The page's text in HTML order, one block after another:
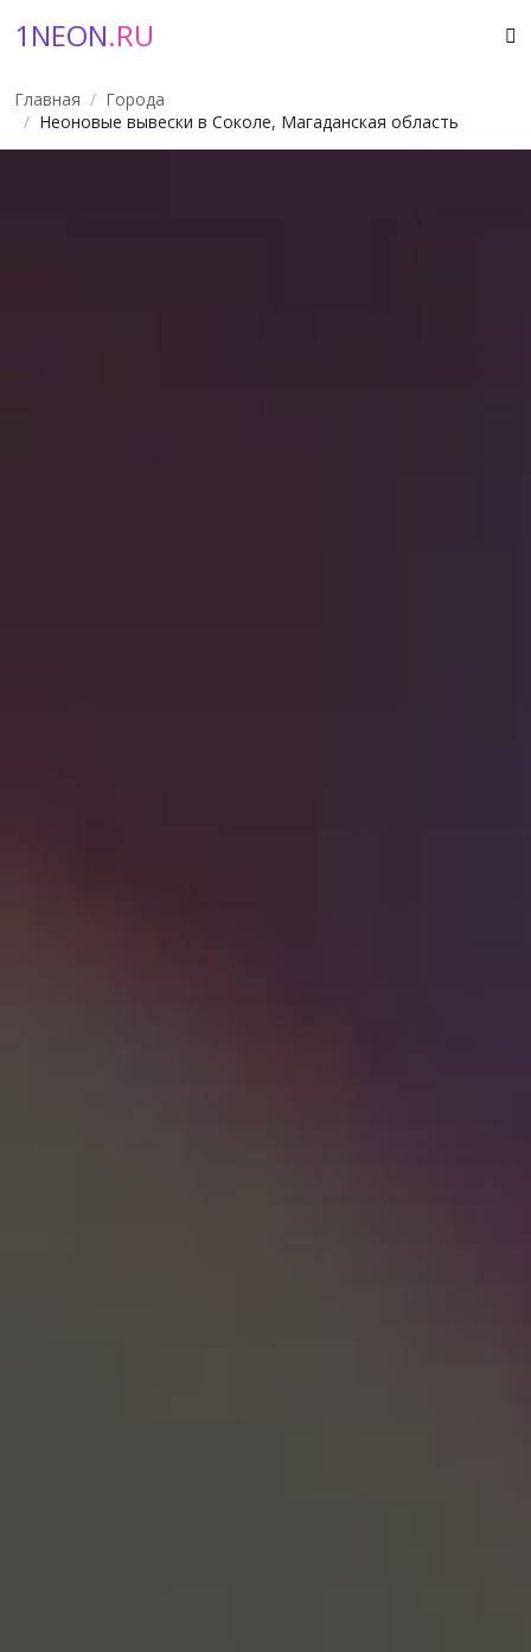
1NEON.RU
Главная
Города
Неоновые вывески в Соколе, Магаданская область